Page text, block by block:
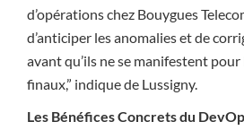
d’opérations chez Bouygues
d’anticiper les anomalies et de
avant qu’ils ne se manifestent
finaux,” indique de Lussigny.
Les Bénéfices Concrets du